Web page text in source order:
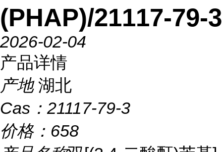
(PHAP)/21117-79-3
2026-02-04
产品详情
产地 湖北
Cas： 21117-79-3
价格： 658